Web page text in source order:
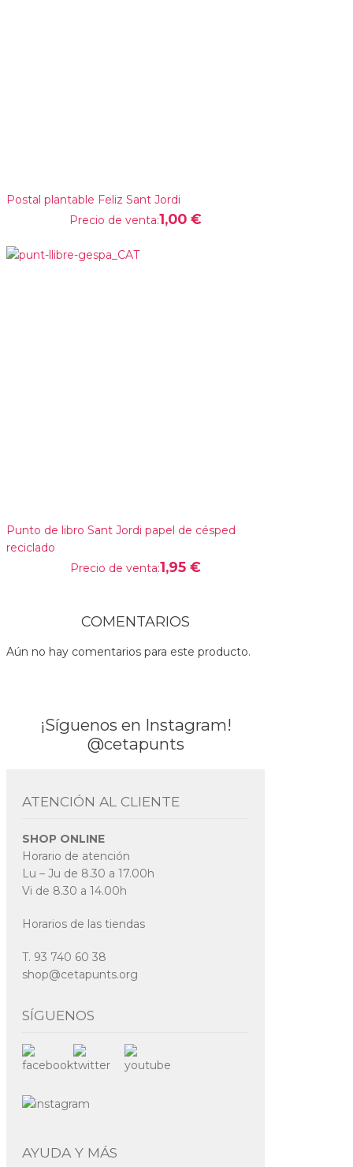
Postal plantable Feliz Sant Jordi
Precio de venta:1,00 €
Punto de libro Sant Jordi papel de césped
reciclado
Precio de venta:1,95 €
COMENTARIOS
Aún no hay comentarios para este producto.
¡Síguenos en Instagram!
@cetapunts
ATENCIÓN AL CLIENTE
SHOP ONLINE
Horario de atención
Lu – Ju de 8.30 a 17.00h
Vi de 8.30 a 14.00h
Horarios de las tiendas
T. 93 740 60 38
shop@cetapunts.org
SÍGUENOS
AYUDA Y MÁS